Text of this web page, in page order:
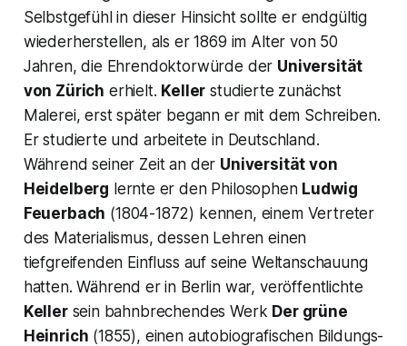
Selbstgefühl in dieser Hinsicht sollte er endgültig
wiederherstellen, als er 1869 im Alter von 50
Jahren, die Ehrendoktorwürde der Universität
von Zürich erhielt. Keller studierte zunächst
Malerei, erst später begann er mit dem Schreiben.
Er studierte und arbeitete in Deutschland.
Während seiner Zeit an der Universität von
Heidelberg lernte er den Philosophen Ludwig
Feuerbach (1804-1872) kennen, einem Vertreter
des Materialismus, dessen Lehren einen
tiefgreifenden Einfluss auf seine Weltanschauung
hatten. Während er in Berlin war, veröffentlichte
Kellersein bahnbrechendes Werk Der grüne
Heinrich (1855), einen autobiografischen Bildungs-